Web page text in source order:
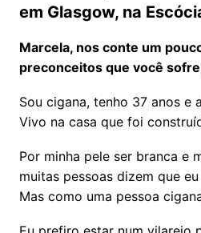
em Glasgow, na
Marcela, nos conte um
preconceitos que você
Sou cigana, tenho 37 anos e
Vivo na casa que foi
Por minha pele ser branca e
muitas pessoas dizem que
Mas como uma pessoa